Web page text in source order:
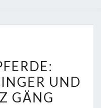
UND
GÄNG